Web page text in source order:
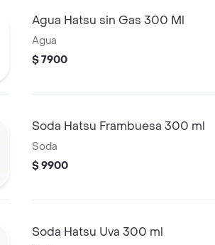
Agua Hatsu sin Gas 300 Ml
Agua
$ 7900
Soda Hatsu Frambuesa 300 ml
Soda
$ 9900
Soda Hatsu Uva 300 ml